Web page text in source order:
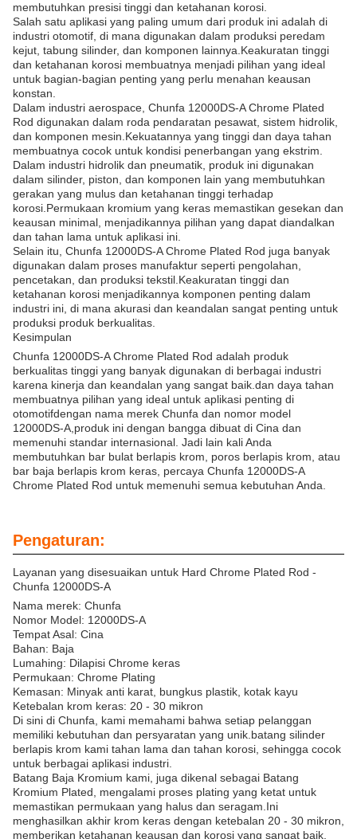
membutuhkan presisi tinggi dan ketahanan korosi.
Salah satu aplikasi yang paling umum dari produk ini adalah di
industri otomotif, di mana digunakan dalam produksi peredam
kejut, tabung silinder, dan komponen lainnya.Keakuratan tinggi
dan ketahanan korosi membuatnya menjadi pilihan yang ideal
untuk bagian-bagian penting yang perlu menahan keausan
konstan.
Dalam industri aerospace, Chunfa 12000DS-A Chrome Plated
Rod digunakan dalam roda pendaratan pesawat, sistem hidrolik,
dan komponen mesin.Kekuatannya yang tinggi dan daya tahan
membuatnya cocok untuk kondisi penerbangan yang ekstrim.
Dalam industri hidrolik dan pneumatik, produk ini digunakan
dalam silinder, piston, dan komponen lain yang membutuhkan
gerakan yang mulus dan ketahanan tinggi terhadap
korosi.Permukaan kromium yang keras memastikan gesekan dan
keausan minimal, menjadikannya pilihan yang dapat diandalkan
dan tahan lama untuk aplikasi ini.
Selain itu, Chunfa 12000DS-A Chrome Plated Rod juga banyak
digunakan dalam proses manufaktur seperti pengolahan,
pencetakan, dan produksi tekstil.Keakuratan tinggi dan
ketahanan korosi menjadikannya komponen penting dalam
industri ini, di mana akurasi dan keandalan sangat penting untuk
produksi produk berkualitas.
Kesimpulan
Chunfa 12000DS-A Chrome Plated Rod adalah produk
berkualitas tinggi yang banyak digunakan di berbagai industri
karena kinerja dan keandalan yang sangat baik.dan daya tahan
membuatnya pilihan yang ideal untuk aplikasi penting di
otomotifdengan nama merek Chunfa dan nomor model
12000DS-A,produk ini dengan bangga dibuat di Cina dan
memenuhi standar internasional. Jadi lain kali Anda
membutuhkan bar bulat berlapis krom, poros berlapis krom, atau
bar baja berlapis krom keras, percaya Chunfa 12000DS-A
Chrome Plated Rod untuk memenuhi semua kebutuhan Anda.
Pengaturan:
Layanan yang disesuaikan untuk Hard Chrome Plated Rod -
Chunfa 12000DS-A
Nama merek: Chunfa
Nomor Model: 12000DS-A
Tempat Asal: Cina
Bahan: Baja
Lumahing: Dilapisi Chrome keras
Permukaan: Chrome Plating
Kemasan: Minyak anti karat, bungkus plastik, kotak kayu
Ketebalan krom keras: 20 - 30 mikron
Di sini di Chunfa, kami memahami bahwa setiap pelanggan
memiliki kebutuhan dan persyaratan yang unik.batang silinder
berlapis krom kami tahan lama dan tahan korosi, sehingga cocok
untuk berbagai aplikasi industri.
Batang Baja Kromium kami, juga dikenal sebagai Batang
Kromium Plated, mengalami proses plating yang ketat untuk
memastikan permukaan yang halus dan seragam.Ini
menghasilkan akhir krom keras dengan ketebalan 20 - 30 mikron,
memberikan ketahanan keausan dan korosi yang sangat baik.